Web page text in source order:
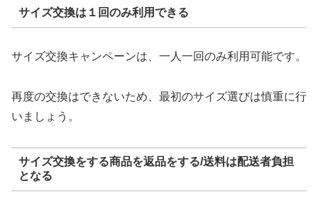
サイズ交換は１回のみ利用できる
サイズ交換キャンペーンは、一人一回のみ利用可能です。
再度の交換はできないため、最初のサイズ選びは慎重に行
いましょう。
サイズ交換をする商品を返品をする/送料は配送者負担
となる